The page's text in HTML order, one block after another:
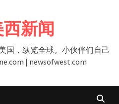
新闻
国，纵览全球。小伙伴们自己
| newsofwest.com